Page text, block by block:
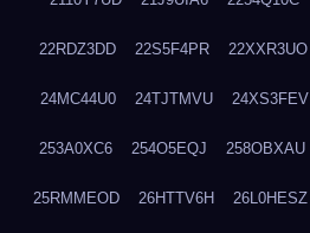
22RDZ3DD 22S5F4PR 22XXR3UO
24MC44U0 24TJTMVU 24XS3FEV
253A0XC6 254O5EQJ 258OBXAU
25RMMEOD 26HTTV6H 26L0HESZ